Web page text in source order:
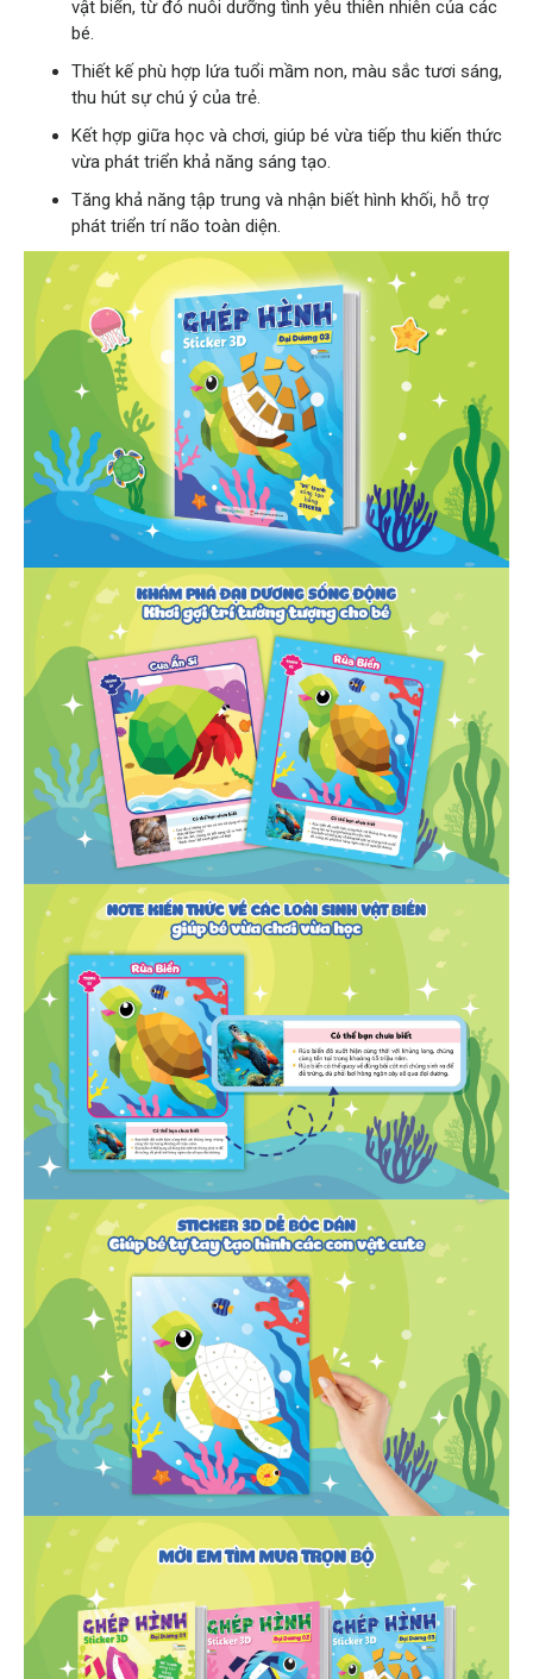
vật biển, từ đó nuôi dưỡng tình yêu thiên nhiên của các
bé.
Thiết kế phù hợp lứa tuổi mầm non, màu sắc tươi sáng,
thu hút sự chú ý của trẻ.
Kết hợp giữa học và chơi, giúp bé vừa tiếp thu kiến thức
vừa phát triển khả năng sáng tạo.
Tăng khả năng tập trung và nhận biết hình khối, hỗ trợ
phát triển trí não toàn diện.